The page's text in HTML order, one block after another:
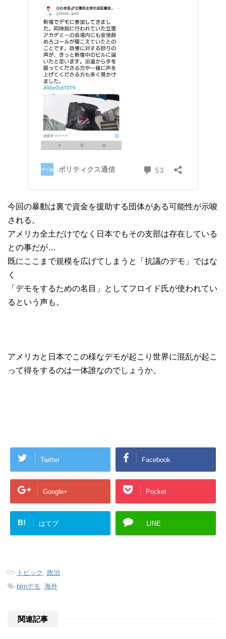
今回の暴動は裏で資金を援助する団体がある可能性が示唆
される。
アメリカ全土だけでなく日本でもその支部は存在している
との事だが…
既にここまで規模を広げてしまうと「抗議のデモ」ではな
く
「デモをするための名目」としてフロイド氏が使われてい
るという声も。
アメリカと日本でこの様なデモが起こり世界に混乱が起こ
って得をするのは一体誰なのでしょうか。
Twitter Facebook
Google+ Pocket
B! はてブ LINE
- トピック , 政治
-blmデモ, 海外
関連記事